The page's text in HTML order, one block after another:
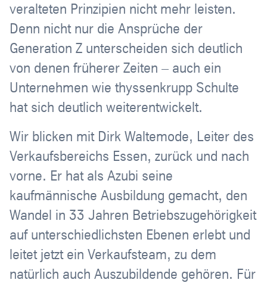
veralteten Prinzipien nicht mehr leisten.
Denn nicht nur die Ansprüche der
Generation Z unterscheiden sich deutlich
von denen früherer Zeiten – auch ein
Unternehmen wie thyssenkrupp Schulte
hat sich deutlich weiterentwickelt.
Wir blicken mit Dirk Waltemode, Leiter des
Verkaufsbereichs Essen, zurück und nach
vorne. Er hat als Azubi seine
kaufmännische Ausbildung gemacht, den
Wandel in 33 Jahren Betriebszugehörigkeit
auf unterschiedlichsten Ebenen erlebt und
leitet jetzt ein Verkaufsteam, zu dem
natürlich auch Auszubildende gehören. Für